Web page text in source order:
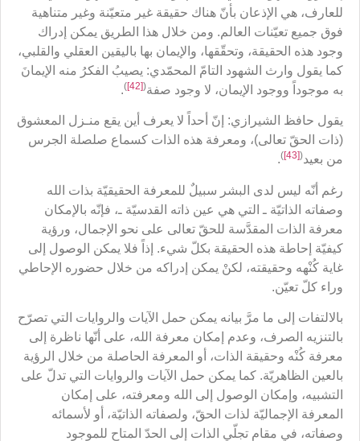
للعارف، هي الإذعان بأنّ هناك حقيقة غير متعيّنة وغير متناهية
فوق جميع تعيّنات العالم. ومن خلال هذا الطريق يمكن إدراك
وجود هذه الحقيقة، وتحقّقها، والإيمان بها باليقين العقلي والقلبي،
كما يقول وارث الشهود التامّ المحمّدي: يصيبُ الفكرُ منه الإيمانَ
به موجوداً ووجود الإيمان، لا وجود صفة(
[42]
)
.
يقول حافظ الشيرازي: إنّ أحداً لا يعرف أين يقع منـزل المعشوق
(ذات الحقّ تعالى)، ومعرفة هذه الذات كسماع صلصلة الجرس
من بعيد(
[43]
)
.
رغم أنّه ليس لدى البشر سبيلٌ للمعرفة الحقيقيّة بذات الله
وصفاته الذاتيّة ـ التي هي عين ذاته القدسيّة ـ، فإنّه بالإمكان
معرفة الذات المقدَّسة للحقّ تعالى على نحو الإجمال، ورؤية
كيفيّة إحاطة هذه الحقيقة بكلّ شيء. إذاً فلا يمكن الوصول إلى
غاية كُنْهه وحقيقته، لكنْ يمكن إدراكه من خلال حضوره الإحاطي
وراء كلّ تعيّن.
بالالتفات إلى ما مرَّ بيانه يمكن حمل الآيات والروايات التي تصرّح
بالتنزيه الصرف، وعدم إمكان معرفة الله، على أنّها ناظرة إلى
معرفة كُنْه وحقيقة الذات، أو المعرفة الحاصلة من خلال الرؤية
بالعين الظاهريّة. كما يمكن حمل الآيات والروايات التي تدلّ على
التشبيه، وإمكان الوصول إلى الله ومعرفته، على إمكان
المعرفة الإجماليّة لذات الحقّ، ولصفاته الذاتيّة، أو لأسمائه
وصفاته، في مقام تجلّي الذات إلى الحدّ المتاح للموجود